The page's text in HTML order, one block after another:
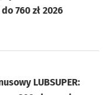
760 zł 2026
LUBSUPER: